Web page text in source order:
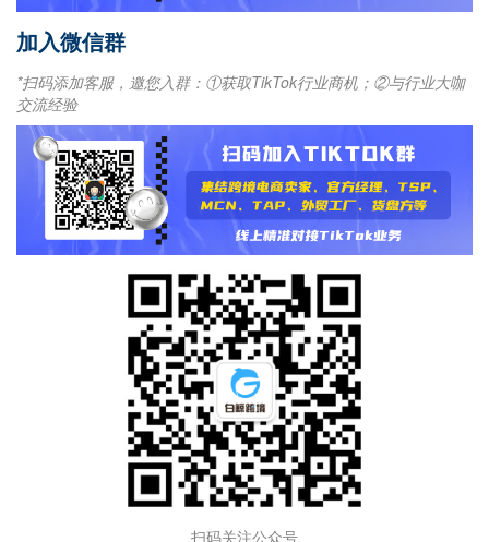
加入微信群
*扫码添加客服，邀您入群：①获取TikTok行业商机；②与行业大咖
交流经验
扫码关注公众号